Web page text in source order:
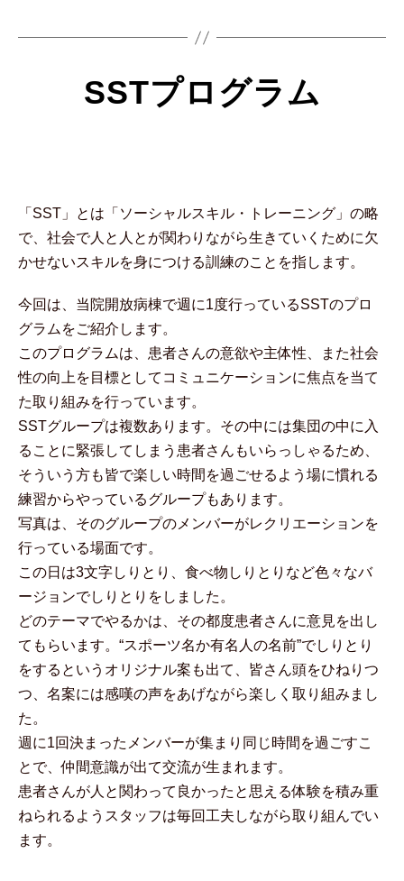
SSTプログラム
「SST」とは「ソーシャルスキル・トレーニング」の略
で、社会で人と人とが関わりながら生きていくために欠
かせないスキルを身につける訓練のことを指します。
今回は、当院開放病棟で週に1度行っているSSTのプロ
グラムをご紹介します。
このプログラムは、患者さんの意欲や主体性、また社会
性の向上を目標としてコミュニケーションに焦点を当て
た取り組みを行っています。
SSTグループは複数あります。その中には集団の中に入
ることに緊張してしまう患者さんもいらっしゃるため、
そういう方も皆で楽しい時間を過ごせるよう場に慣れる
練習からやっているグループもあります。
写真は、そのグループのメンバーがレクリエーションを
行っている場面です。
この日は3文字しりとり、食べ物しりとりなど色々なバ
ージョンでしりとりをしました。
どのテーマでやるかは、その都度患者さんに意見を出し
てもらいます。“スポーツ名か有名人の名前”でしりとり
をするというオリジナル案も出て、皆さん頭をひねりつ
つ、名案には感嘆の声をあげながら楽しく取り組みまし
た。
週に1回決まったメンバーが集まり同じ時間を過ごすこ
とで、仲間意識が出て交流が生まれます。
患者さんが人と関わって良かったと思える体験を積み重
ねられるようスタッフは毎回工夫しながら取り組んでい
ます。